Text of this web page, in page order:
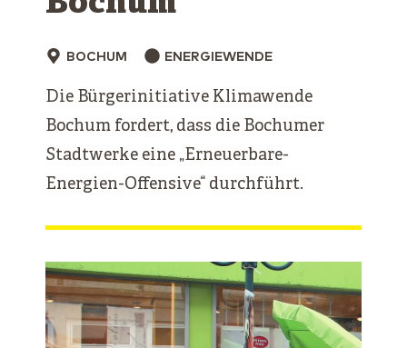
BOCHUM ENERGIEWENDE
Die Bürgerinitiative Klimawende
Bochum fordert, dass die Bochumer
Stadtwerke eine „Erneuerbare-
Energien-Offensive“ durchführt.